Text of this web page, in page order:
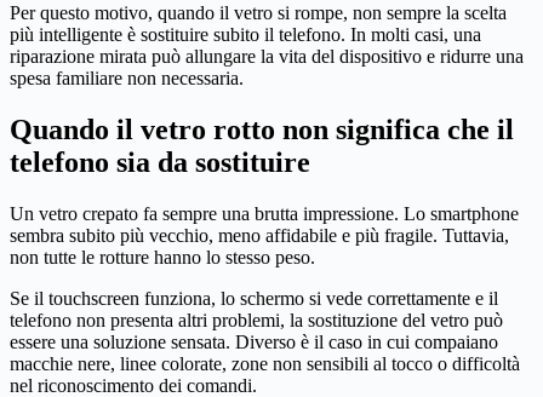
Per questo motivo, quando il vetro si rompe, non sempre la scelta
più intelligente è sostituire subito il telefono. In molti casi, una
riparazione mirata può allungare la vita del dispositivo e ridurre una
spesa familiare non necessaria.
Quando il vetro rotto non significa che il
telefono sia da sostituire
Un vetro crepato fa sempre una brutta impressione. Lo smartphone
sembra subito più vecchio, meno affidabile e più fragile. Tuttavia,
non tutte le rotture hanno lo stesso peso.
Se il touchscreen funziona, lo schermo si vede correttamente e il
telefono non presenta altri problemi, la sostituzione del vetro può
essere una soluzione sensata. Diverso è il caso in cui compaiano
macchie nere, linee colorate, zone non sensibili al tocco o difficoltà
nel riconoscimento dei comandi.